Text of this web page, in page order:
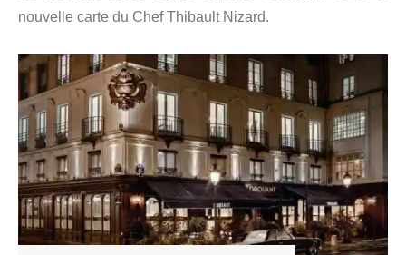
nouvelle carte du Chef Thibault Nizard.